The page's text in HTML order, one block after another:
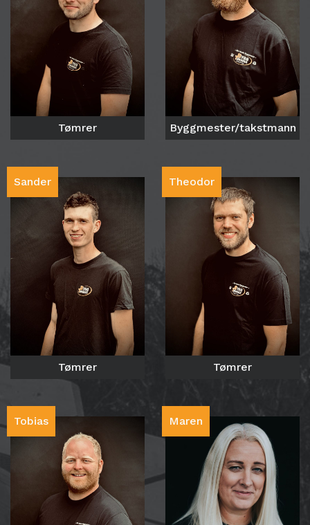
Tømrer Byggmester/takstmann
Sander
Tømrer
Theodor
Tømrer
Tobias Maren